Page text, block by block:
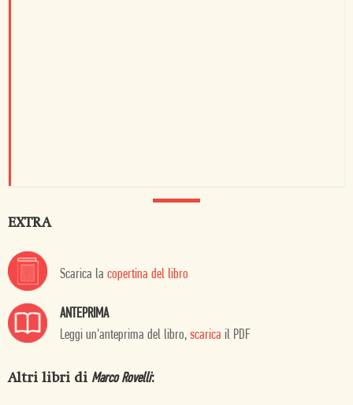
EXTRA
Scarica la copertina del libro
ANTEPRIMA
Leggi un'anteprima del libro, scarica il PDF
Altri libri di Marco Rovelli: